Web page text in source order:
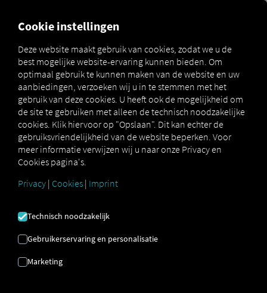
Marketplace Connectors REMONDIS Connect
REMONDIS CONNECT
automatisch overzetten naar de
met onzeREMONDIS Connect-service.
gegevens van massaopslagapparaten en
Cookie instellingen
Deze website maakt gebruik van cookies, zodat we u de
best mogelijke website-ervaring kunnen bieden. Om
optimaal gebruik te kunnen maken van de website en uw
aanbiedingen, verzoeken wij u in te stemmen met het
gebruik van deze cookies. U heeft ook de mogelijkheid om
de site te gebruiken met alleen de technisch noodzakelijke
cookies. Klik hiervoor op "Opslaan". Dit kan echter de
gebruiksvriendelijkheid van de website beperken. Voor
meer informatie verwijzen wij u naar onze Privacy en
Cookies pagina's.
Privacy | Cookies | Imprint
Technisch noodzakelijk
Gebruikerservaring en personalisatie
Marketing